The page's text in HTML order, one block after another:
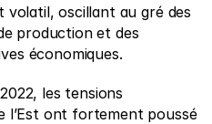
oscillant au gré des
production et des
économiques.
les tensions
l’Est ont fortement poussé